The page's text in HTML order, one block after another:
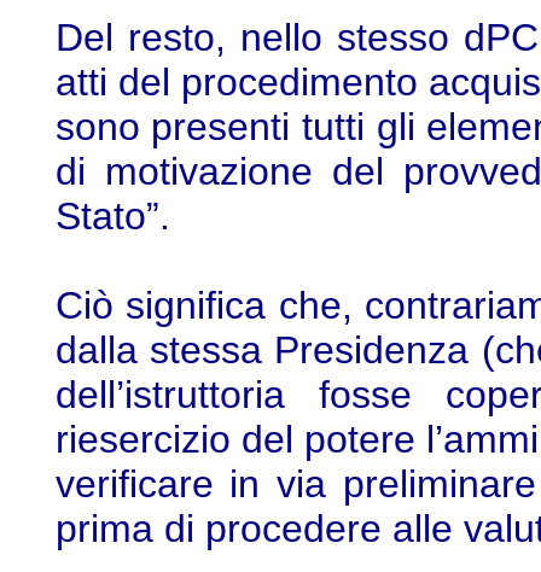
Del resto, nello stesso
atti del procedimento
sono presenti tutti gli
di motivazione del
Stato”.
Ciò significa che,
dalla stessa Presidenza
dell’istruttoria fosse
riesercizio del potere
verificare in via
prima di procedere alle